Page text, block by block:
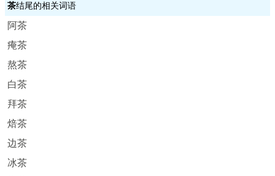
茶结尾的相关词语
阿茶
痷茶
熬茶
白茶
拜茶
焙茶
边茶
冰茶